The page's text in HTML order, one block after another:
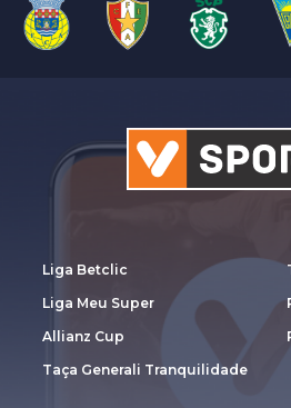
Liga Betclic
Liga Meu Super
Allianz Cup
Taça Generali Tranquilidade